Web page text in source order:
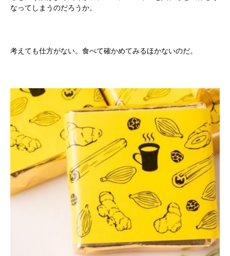
なってしまうのだろうか。
考えても仕方がない。食べて確かめてみるほかないのだ。